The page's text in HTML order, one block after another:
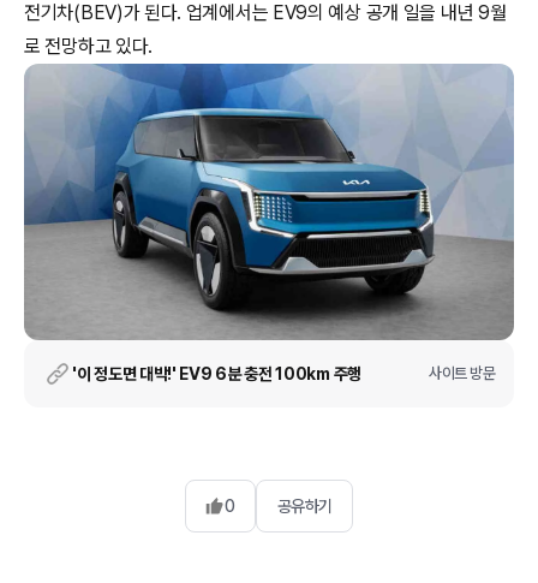
전기차(BEV)가 된다. 업계에서는 EV9의 예상 공개 일을 내년 9월
로 전망하고 있다.
'이 정도면 대박!' EV9 6분 충전 100km 주행 사이트 방문
0 공유하기